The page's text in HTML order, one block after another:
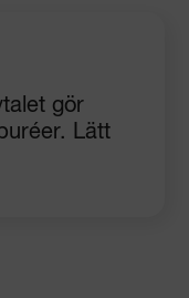
gör
Lätt